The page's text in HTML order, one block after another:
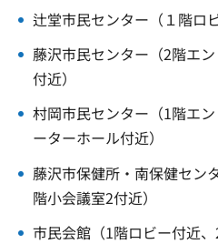
辻堂市民センター（１階ロ
藤沢市民センター（2階エ
付近）
村岡市民センター（1階エ
ーターホール付近）
藤沢市保健所・南保健セン
階小会議室2付近）
市民会館（1階ロビー付近